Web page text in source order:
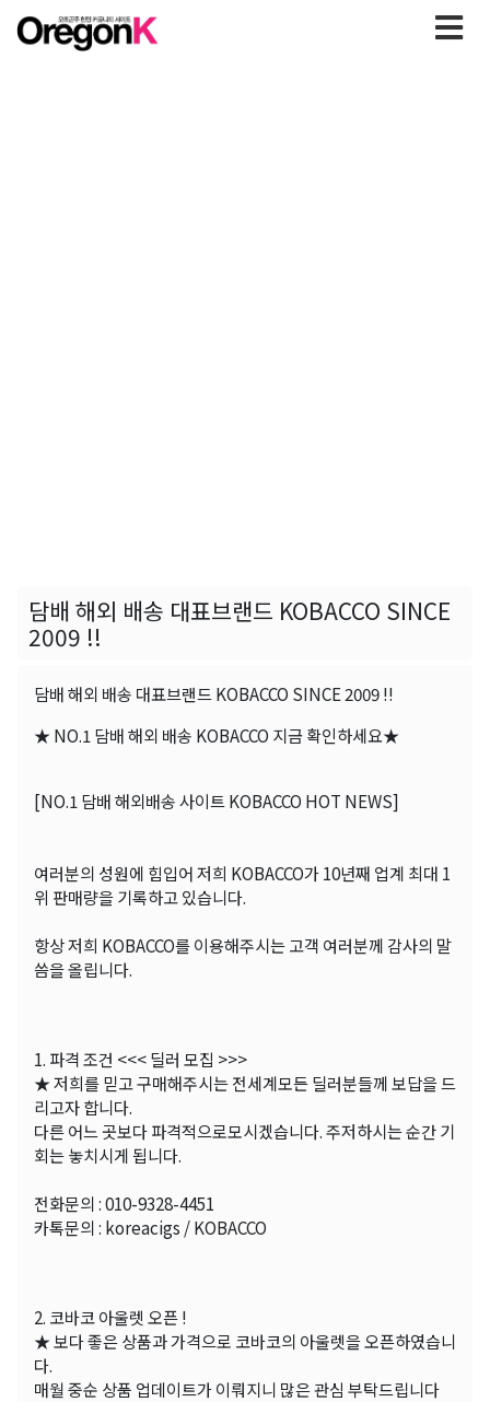
담배 해외 배송 대표브랜드 KOBACCO SINCE
2009 !!
담배 해외 배송 대표브랜드 KOBACCO SINCE 2009 !!
★ NO.1 담배 해외 배송 KOBACCO 지금 확인하세요★
[NO.1 담배 해외배송 사이트 KOBACCO HOT NEWS]
여러분의 성원에 힘입어 저희 KOBACCO가 10년째 업계 최대 1
위 판매량을 기록하고 있습니다.
항상 저희 KOBACCO를 이용해주시는 고객 여러분께 감사의 말
씀을 올립니다.
1. 파격 조건 <<< 딜러 모집 >>>
★ 저희를 믿고 구매해주시는 전세계모든 딜러분들께 보답을 드
리고자 합니다.
다른 어느 곳보다 파격적으로모시겠습니다. 주저하시는 순간 기
회는 놓치시게 됩니다.
전화문의 : 010-9328-4451
카톡문의 : koreacigs / KOBACCO
2. 코바코 아울렛 오픈 !
★ 보다 좋은 상품과 가격으로 코바코의 아울렛을 오픈하였습니
다.
매월 중순 상품 업데이트가 이뤄지니 많은 관심 부탁드립니다